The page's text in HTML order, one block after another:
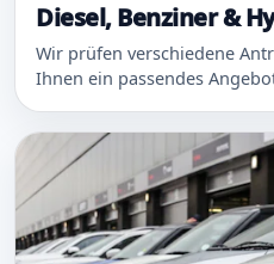
Diesel, Benziner &
Wir prüfen verschiedene
Ihnen ein passendes